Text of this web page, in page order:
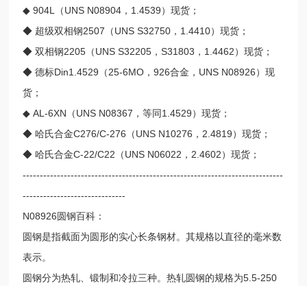
◆ 904L（UNS N08904，1.4539）现货；
◆ 超级双相钢2507（UNS S32750，1.4410）现货；
◆ 双相钢2205（UNS S32205，S31803，1.4462）现货；
◆ 德标Din1.4529（25-6MO，926合金，UNS N08926）现
货；
◆ AL-6XN（UNS N08367，等同1.4529）现货；
◆ 哈氏合金C276/C-276（UNS N10276，2.4819）现货；
◆ 哈氏合金C-22/C22（UNS N06022，2.4602）现货；
----------------------------------------------------------------------------
------------------------------
N08926圆钢百科：
圆钢是指截面为圆形的实心长条钢材。其规格以直径的毫米数
表示。
圆钢分为热轧、锻制和冷拉三种。热轧圆钢的规格为5.5-250